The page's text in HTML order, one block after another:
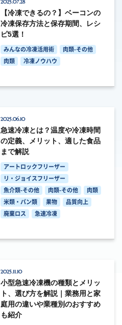
2025.07.28
【冷凍できるの？】ベーコンの
冷凍保存方法と保存期間、レシ
ピ5選！
みんなの冷凍活用術
肉類-その他
肉類
冷凍ノウハウ
2025.06.10
急速冷凍とは？温度や冷凍時間
の定義、メリット、適した食品
まで解説
アートロックフリーザー
リ・ジョイスフリーザー
魚介類-その他
肉類-その他
肉類
米類・パン類
果物
品質向上
廃棄ロス
急速冷凍
2025.11.10
小型急速冷凍機の種類とメリッ
ト、選び方を解説｜業務用と家
庭用の違いや業種別のおすすめ
も紹介